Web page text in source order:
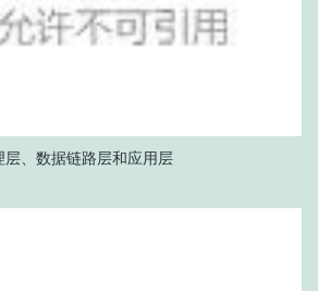
层、数据链路层和应用层